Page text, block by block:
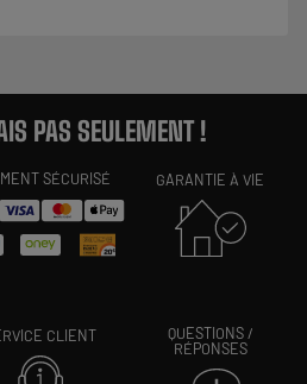
PAS SEULEMENT !
SÉCURISÉ GARANTIE À VIE
CLIENT
QUESTIONS /
RÉPONSES